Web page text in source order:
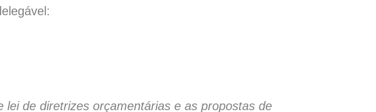
de diretrizes orçamentárias e as propostas de